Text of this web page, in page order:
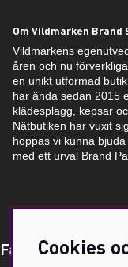
Om Vildmarken Brand
Vildmarkens
åren och nu
en unikt utformad
har ända sedan 2015
klädesplagg, kepsar
Nätbutiken har vuxit
hoppas vi kunna
med ett urval Brand
Få Magasin
Cookies